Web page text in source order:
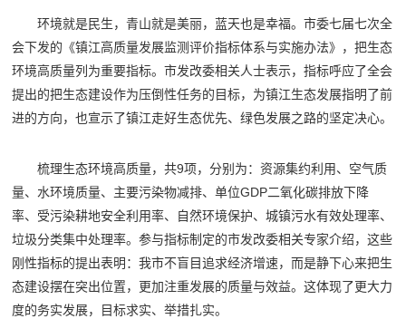
环境就是民生，青山就是美丽，蓝天也是幸福。市委七届七次全
会下发的《镇江高质量发展监测评价指标体系与实施办法》，把生态
环境高质量列为重要指标。市发改委相关人士表示，指标呼应了全会
提出的把生态建设作为压倒性任务的目标，为镇江生态发展指明了前
进的方向，也宣示了镇江走好生态优先、绿色发展之路的坚定决心。
梳理生态环境高质量，共9项，分别为：资源集约利用、空气质
量、水环境质量、主要污染物减排、单位GDP二氧化碳排放下降
率、受污染耕地安全利用率、自然环境保护、城镇污水有效处理率、
垃圾分类集中处理率。参与指标制定的市发改委相关专家介绍，这些
刚性指标的提出表明：我市不盲目追求经济增速，而是静下心来把生
态建设摆在突出位置，更加注重发展的质量与效益。这体现了更大力
度的务实发展，目标求实、举措扎实。